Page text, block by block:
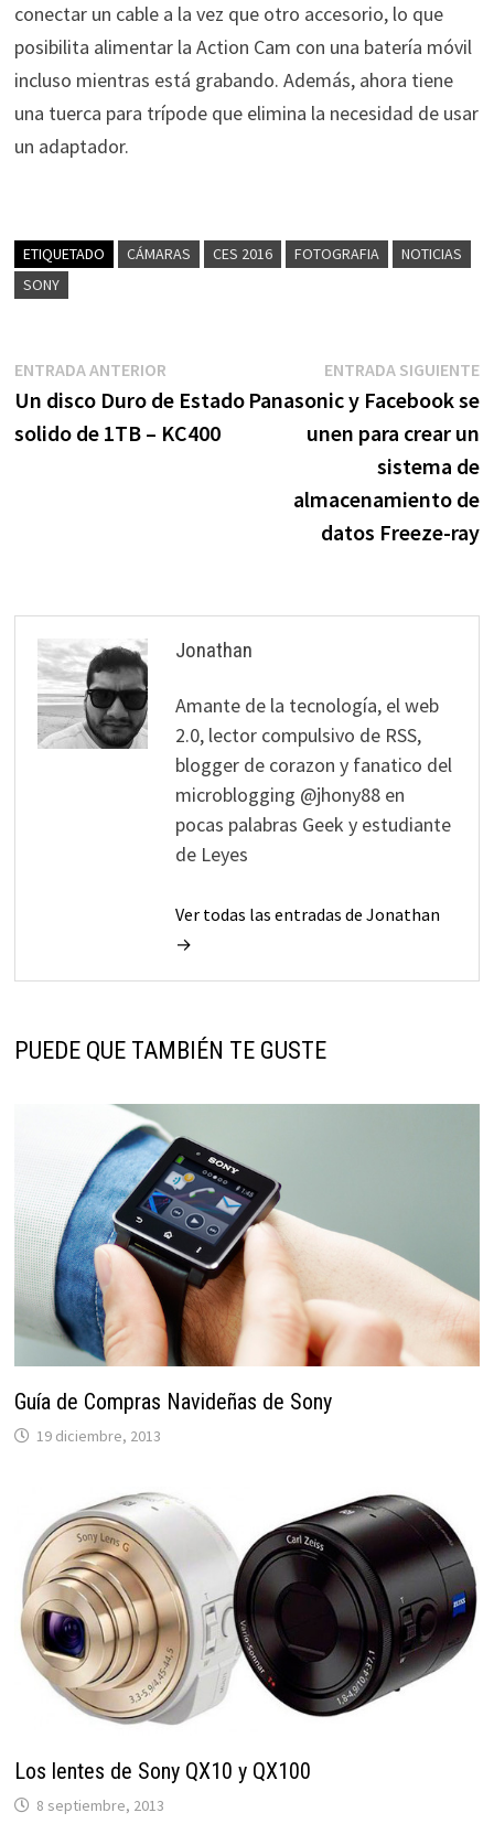
conectar un cable a la vez que otro accesorio, lo que
posibilita alimentar la Action Cam con una batería móvil
incluso mientras está grabando. Además, ahora tiene
una tuerca para trípode que elimina la necesidad de usar
un adaptador.
ETIQUETADO CÁMARAS CES 2016 FOTOGRAFIA
NOTICIAS
SONY
Navegación
de
ENTRADA ANTERIOREntrada
anterior:
Un disco Duro de Estado
solido de 1TB – KC400
ENTRADA SIGUIENTE
Panasonic y Facebook se
unen para crear un
sistema de
almacenamiento de
datos Freeze-ray
Jonathan
Amante de la tecnología, el web
2.0, lector compulsivo de RSS,
blogger de corazon y fanatico del
microblogging @jhony88 en
pocas palabras Geek y estudiante
de Leyes
Ver todas las entradas de Jonathan
→
PUEDE QUE TAMBIÉN TE GUSTE
Guía de Compras Navideñas de Sony
19 diciembre, 2013
Los lentes de Sony QX10 y QX100
8 septiembre, 2013